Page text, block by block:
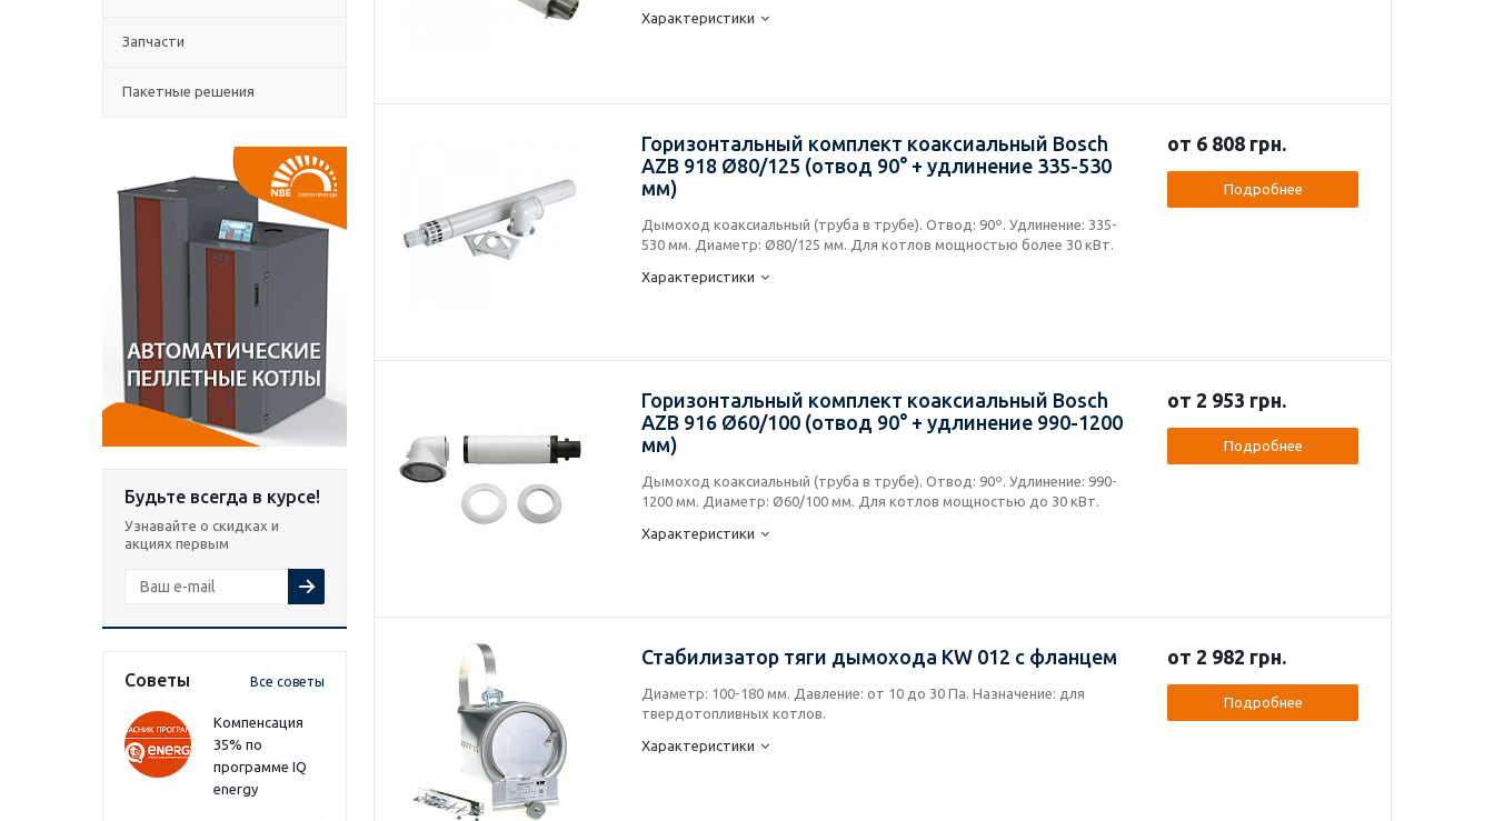
Запчасти
Пакетные решения
Будьте всегда в курсе!
Узнавайте о скидках и
акциях первым
Советы Все советы
Компенсация
35% по
программе IQ
energy
Характеристики
Горизонтальный комплект коаксиальный Bosch
AZB 918 Ø80/125 (отвод 90° + удлинение 335-530
мм)
Дымоход коаксиальный (труба в трубе). Отвод: 90º. Удлинение: 335-
530 мм. Диаметр: Ø80/125 мм. Для котлов мощностью более 30 кВт.
Характеристики
от 6 808 грн.
Подробнее
Горизонтальный комплект коаксиальный Bosch
AZB 916 Ø60/100 (отвод 90° + удлинение 990-1200
мм)
Дымоход коаксиальный (труба в трубе). Отвод: 90º. Удлинение: 990-
1200 мм. Диаметр: Ø60/100 мм. Для котлов мощностью до 30 кВт.
Характеристики
от 2 953 грн.
Подробнее
Стабилизатор тяги дымохода KW 012 с фланцем
Диаметр: 100-180 мм. Давление: от 10 до 30 Па. Назначение: для
твердотопливных котлов.
Характеристики
от 2 982 грн.
Подробнее